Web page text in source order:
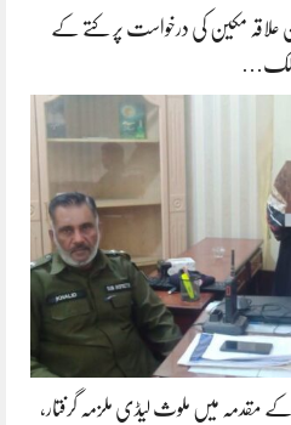
مکین کی درخواست پر کتے کے
مقدمہ میں ملوث لیڈی ملزمہ گرفتار،